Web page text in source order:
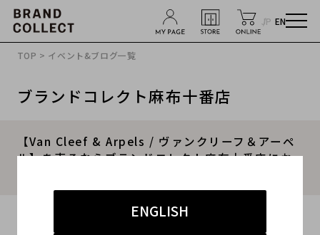
JP EN
ENGLISH
TOP > イベント&ブログ一覧
ブランドコレクト麻布十番店
【Van Cleef & Arpels / ヴァンクリーフ＆アーペ
ル】を売るならブランドコレクト麻布十番店にお